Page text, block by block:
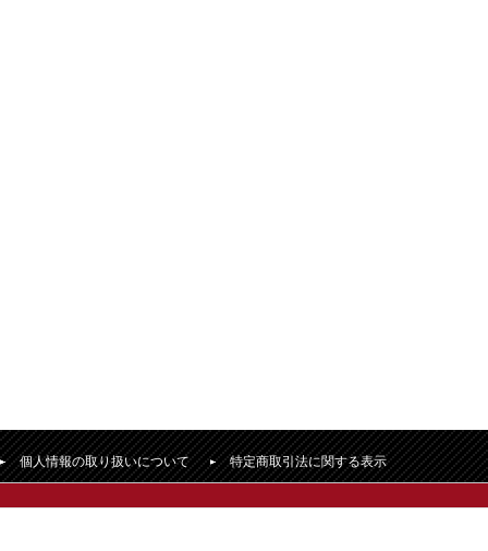
個人情報の取り扱いについて 特定商取引法に関する表示